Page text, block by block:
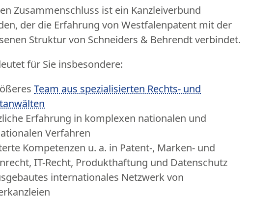
Zusammenschluss ist ein Kanzleiverbund
der die Erfahrung von Westfalenpatent mit der
Struktur von Schneiders & Behrendt verbindet.
für Sie insbesondere:
Team aus spezialisierten Rechts- und
Erfahrung in komplexen nationalen und
Verfahren
Kompetenzen u. a. in Patent-, Marken- und
IT-Recht, Produkthaftung und Datenschutz
internationales Netzwerk von